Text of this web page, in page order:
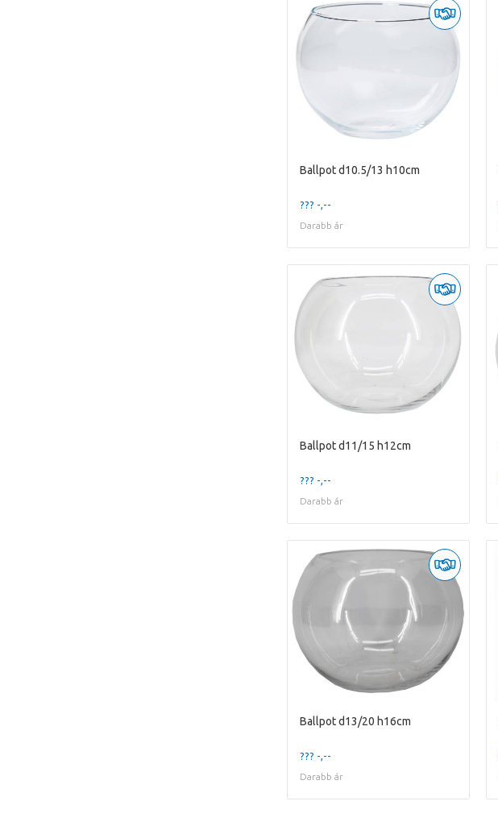
Ballpot d10.5/13 h10cm
??? -,--
Darabb ár
Ballpot d11/15 h12cm
??? -,--
Darabb ár
Ballpot d13/20 h16cm
??? -,--
Darabb ár